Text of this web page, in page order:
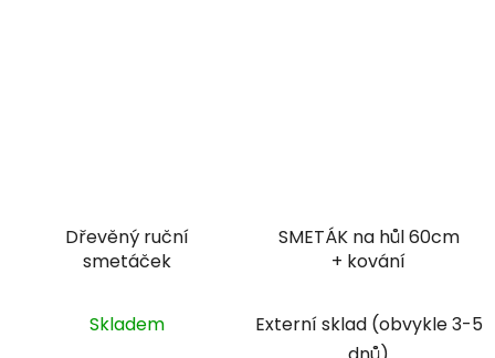
Dřevěný ruční
smetáček
Skladem
SMETÁK na hůl 60cm
+ kování
Externí sklad (obvykle 3-5